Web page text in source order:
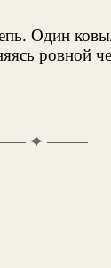
Один
ровной
✦